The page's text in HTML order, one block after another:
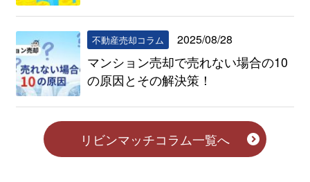
不動産売却コラム 2025/08/28
マンション売却で売れない場合の10
の原因とその解決策！
リビンマッチコラム一覧へ